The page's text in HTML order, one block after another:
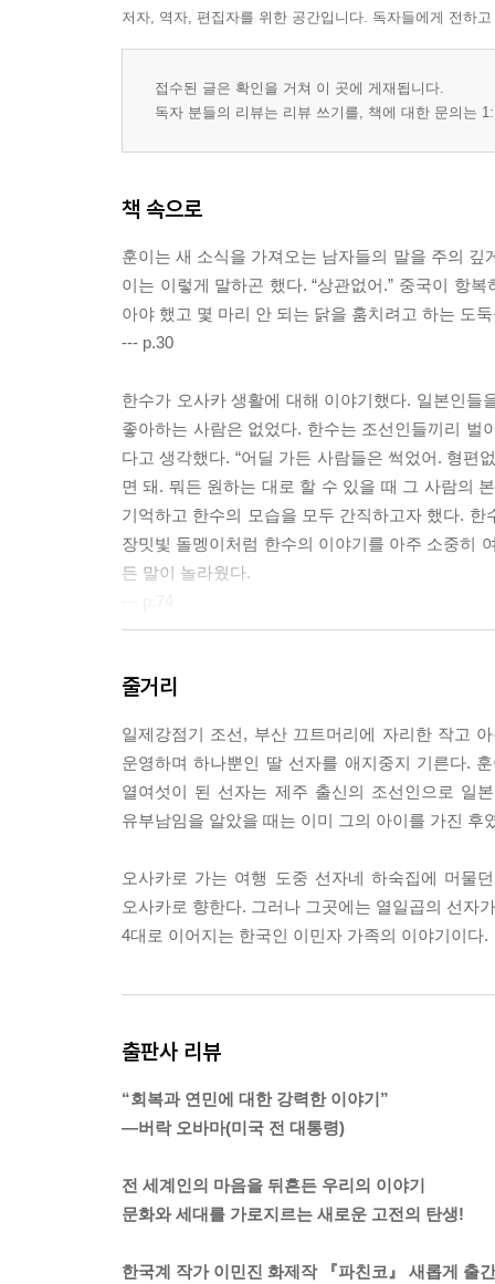
저자, 역자, 편집자를 위한 공간입니다. 독자들에게 전하
접수된 글은 확인을 거쳐 이 곳에 게재됩니다.
독자 분들의 리뷰는 리뷰 쓰기를, 책에 대한 문의는
책 속으로
훈이는 새 소식을 가져오는 남자들의 말을 주의 깊
이는 이렇게 말하곤 했다. “상관없어.” 중국이 항
아야 했고 몇 마리 안 되는 닭을 훔치려고 하는 도
--- p.30
한수가 오사카 생활에 대해 이야기했다. 일본인
좋아하는 사람은 없었다. 한수는 조선인들끼리
다고 생각했다. “어딜 가든 사람들은 썩었어. 형편
면 돼. 뭐든 원하는 대로 할 수 있을 때 그 사람의
기억하고 한수의 모습을 모두 간직하고자 했다.
장밋빛 돌멩이처럼 한수의 이야기를 아주 소중히
든 말이 놀라웠다.
진의 눈에 눈물이 차오르자 쌀집 주인이 눈길을
다. “있으면 작은 걸로 한 봉지 담아주이소. 둘이
그래도 조 씨가 안 된다고 하면, 부산에 있는 쌀집
--- pp.143~144
스로를 구할 수 있을까? 결코 아닐 것이다. 그렇
라. 자기 배를 채워라. 정신 바짝 차리고, 지도자
출세하게 해라. 적응해라. 지극히 간단하지 않은
노아는 자기가 평범한 사람이고 조선인이 아니었
없었다. 자신은 결코 평범한 일본인이 될 수 없을
에서 사는 것이 더 나으리라고 생각했다. 책가방
제발.’ 노아가 두 눈을 꼭 감았다. 이삭이 노아의
인정하지 않으려는 사람들 속에서 하루하루 살아
줄거리
일제강점기 조선, 부산 끄트머리에 자리한 작고
운영하며 하나뿐인 딸 선자를 애지중지 기른다.
열여섯이 된 선자는 제주 출신의 조선인으로 일
유부남임을 알았을 때는 이미 그의 아이를 가진 후
오사카로 가는 여행 도중 선자네 하숙집에 머물
오사카로 향한다. 그러나 그곳에는 열일곱의 선자
4대로 이어지는 한국인 이민자 가족의 이야기이다.
출판사 리뷰
“회복과 연민에 대한 강력한 이야기”
―버락 오바마(미국 전 대통령)
전 세계인의 마음을 뒤흔든 우리의 이야기
문화와 세대를 가로지르는 새로운 고전의 탄생!
한국계 작가 이민진 화제작 『파친코』 새롭게 출